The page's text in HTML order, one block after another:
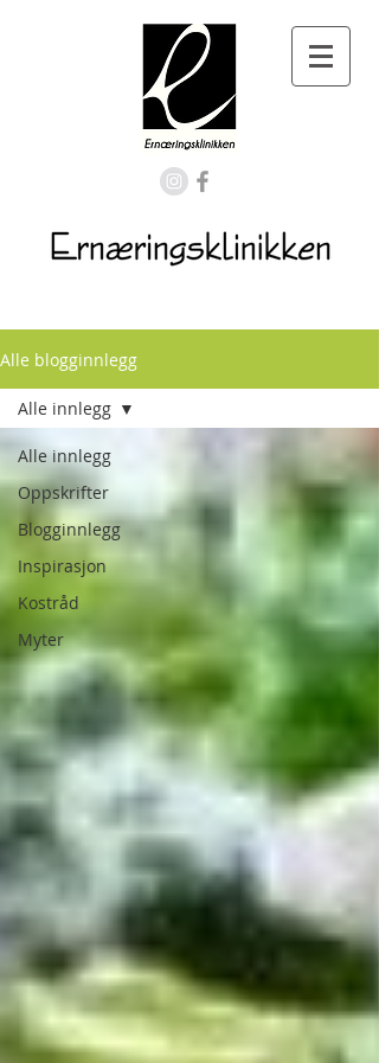
Alle blogginnlegg
Alle innlegg
Oppskrifter
Blogginnlegg
Inspirasjon
Kostråd
Myter
Alle innlegg